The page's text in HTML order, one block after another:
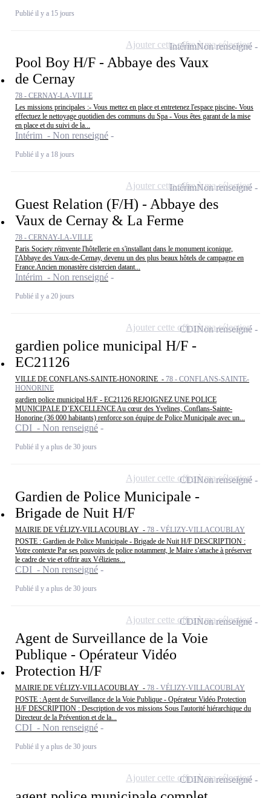
Publié il y a 15 jours
Pool Boy H/F - Abbaye des Vaux
de Cernay
78 - CERNAY-LA-VILLE
Les missions principales :- Vous mettez en place et entretenez l'espace piscine- Vous
effectuez le nettoyage quotidien des communs du Spa - Vous êtes garant de la mise
en place et du suivi de la...
Intérim - Non renseigné
Publié il y a 18 jours
IntérimNon renseigné
Ajouter cette offre à ma sélection
Guest Relation (F/H) - Abbaye des
Vaux de Cernay & La Ferme
78 - CERNAY-LA-VILLE
Paris Society réinvente l'hôtellerie en s'installant dans le monument iconique,
l'Abbaye des Vaux-de-Cernay, devenu un des plus beaux hôtels de campagne en
France.Ancien monastère cistercien datant...
Intérim - Non renseigné
Publié il y a 20 jours
IntérimNon renseigné
Ajouter cette offre à ma sélection
gardien police municipal H/F -
EC21126
VILLE DE CONFLANS-SAINTE-HONORINE - 78 - CONFLANS-SAINTE-
HONORINE
gardien police municipal H/F - EC21126 REJOIGNEZ UNE POLICE
MUNICIPALE D’EXCELLENCE Au cœur des Yvelines, Conflans-Sainte-
Honorine (36 000 habitants) renforce son équipe de Police Municipale avec un...
CDI - Non renseigné
Publié il y a plus de 30 jours
CDINon renseigné
Ajouter cette offre à ma sélection
Gardien de Police Municipale -
Brigade de Nuit H/F
MAIRIE DE VÉLIZY-VILLACOUBLAY - 78 - VÉLIZY-VILLACOUBLAY
POSTE : Gardien de Police Municipale - Brigade de Nuit H/F DESCRIPTION :
Votre contexte Par ses pouvoirs de police notamment, le Maire s'attache à préserver
le cadre de vie et offrir aux Véliziens...
CDI - Non renseigné
Publié il y a plus de 30 jours
CDINon renseigné
Ajouter cette offre à ma sélection
Agent de Surveillance de la Voie
Publique - Opérateur Vidéo
Protection H/F
MAIRIE DE VÉLIZY-VILLACOUBLAY - 78 - VÉLIZY-VILLACOUBLAY
POSTE : Agent de Surveillance de la Voie Publique - Opérateur Vidéo Protection
H/F DESCRIPTION : Description de vos missions Sous l'autorité hiérarchique du
Directeur de la Prévention et de la...
CDI - Non renseigné
Publié il y a plus de 30 jours
CDINon renseigné
Ajouter cette offre à ma sélection
CDINon renseigné
Ajouter cette offre à ma sélection